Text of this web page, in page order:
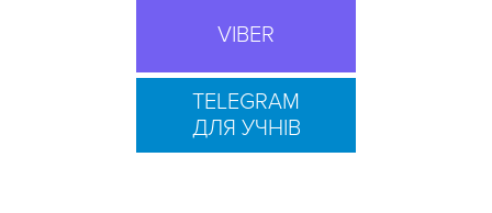
VIBER
TELEGRAM
ДЛЯ УЧНІВ